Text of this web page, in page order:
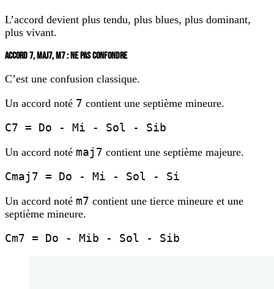
L’accord devient plus tendu, plus blues, plus dominant,
plus vivant.
ACCORD 7, MAJ7, M7 : NE PAS CONFONDRE
C’est une confusion classique.
Un accord noté 7 contient une septième mineure.
C7 = Do - Mi - Sol - Sib
Un accord noté maj7 contient une septième majeure.
Cmaj7 = Do - Mi - Sol - Si
Un accord noté m7 contient une tierce mineure et une
septième mineure.
Cm7 = Do - Mib - Sol - Sib